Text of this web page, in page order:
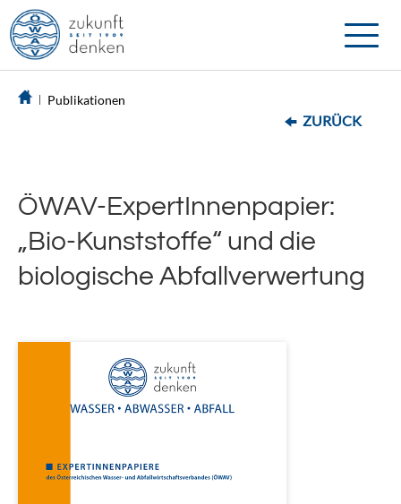
Toggle
Publikationen
ZURÜCK
ÖWAV-ExpertInnenpapier:
„Bio-Kunststoffe“ und die
biologische Abfallverwertung